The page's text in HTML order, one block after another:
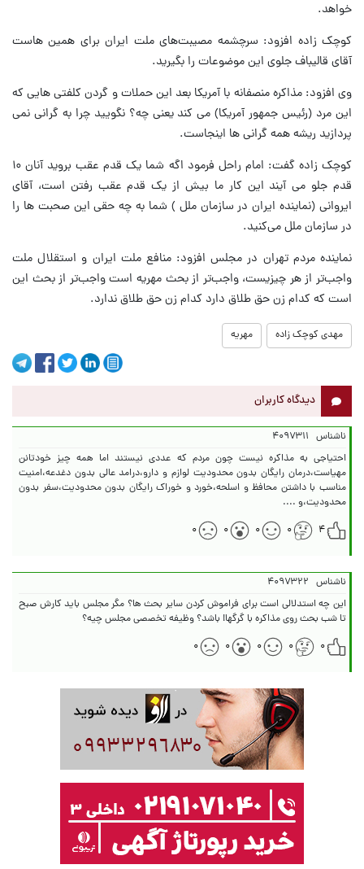
خواهد.
کوچک زاده افزود: سرچشمه مصیبت‌های ملت ایران برای همین هاست
آقای قالیباف جلوی این موضوعات را بگیرید.
وی افزود: مذاکره منصفانه با آمریکا بعد این حملات و گردن کلفتی هایی که
این مرد (رئیس جمهور آمریکا) می کند یعنی چه؟ نگویید چرا به گرانی نمی
پردازید ریشه همه گرانی ها اینجاست.
کوچک زاده گفت: امام راحل فرمود اگه شما یک قدم عقب بروید آنان ۱۰
قدم جلو می آیند این کار ما بیش از یک قدم عقب رفتن است، آقای
ایروانی (نماینده ایران در سازمان ملل ) شما به چه حقی این صحبت ها را
در سازمان ملل می‌کنید.
نماینده مردم تهران در مجلس افزود: منافع ملت ایران و استقلال ملت
واجب‌تر از هر چیزیست، واجب‌تر از بحث مهریه‌ است واجب‌تر از بحث این
است که کدام زن حق طلاق دارد کدام زن حق طلاق ندارد.
مهدی کوچک زاده مهریه
دیدگاه کاربران
ناشناس ۴۰۹۷۳۱۱
احتیاجی به مذاکره نیست چون مردم که عددی نیستند اما همه چیز خودتانن
مهیاست،درمان رایگان بدون محدودیت لوازم و دارو،درامد عالی بدون دغدعه،امنیت
مناسب با داشتن محافظ و اسلحه،خورد و خوراک رایگان بدون محدودیت،سفر بدون
محدودیت،و ....
۴
۰ ۰ ۰ ۰
ناشناس ۴۰۹۷۳۲۲
این چه استدلالی است برای فراموش کردن سایر بحث ها؟ مگر مجلس باید کارش صبح
تا شب بحث روی مذاکره با گرگها! باشد؟ وظیفه تخصصی مجلس چیه؟
۰
۰ ۰ ۰ ۰